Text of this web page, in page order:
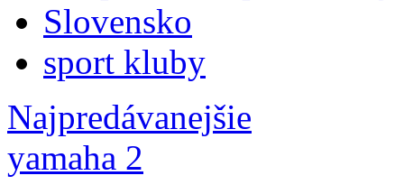
Slovensko
sport kluby
Najpredávanejšie
yamaha 2